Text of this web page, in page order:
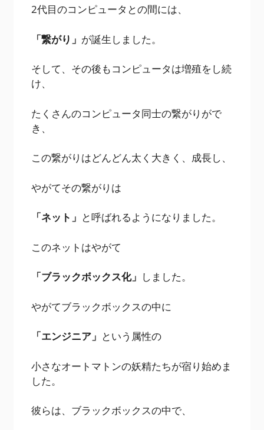
2代目のコンピュータとの間には、
「繋がり」 が誕生しました。
そして、その後もコンピュータは増殖をし続
け、
たくさんのコンピュータ同士の繋がりがで
き、
この繋がりはどんどん太く大きく、成長し、
やがてその繋がりは
「ネット」 と呼ばれるようになりました。
このネットはやがて
「ブラックボックス化」 しました。
やがてブラックボックスの中に
「エンジニア」 という属性の
小さなオートマトンの妖精たちが宿り始めま
した。
彼らは、ブラックボックスの中で、